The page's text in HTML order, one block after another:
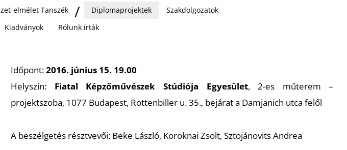
elmélet Tanszék Diplomaprojektek
Szakdolgozatok
Kiadványok Rólunk írták
Időpont:2016. június 15. 19.00
Helyszín: Fiatal Képzőművészek Stúdiója Egyesület, 2-es műterem –
projektszoba, 1077 Budapest, Rottenbiller u. 35., bejárat a Damjanich utca felől
A beszélgetés résztvevői: Beke László, Koroknai Zsolt, Sztojánovits Andrea